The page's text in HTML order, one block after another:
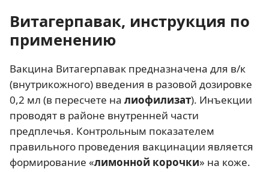
Витагерпавак, инструкция по
применению
Вакцина Витагерпавак предназначена для в/к
(внутрикожного) введения в разовой дозировке
0,2 мл (в пересчете на лиофилизат). Инъекции
проводят в районе внутренней части
предплечья. Контрольным показателем
правильного проведения вакцинации является
формирование «лимонной корочки» на коже.